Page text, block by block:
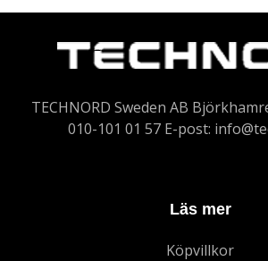
TECHNORD Sweden AB
010-101 01 57 E-post:
Läs mer
Köpvillkor